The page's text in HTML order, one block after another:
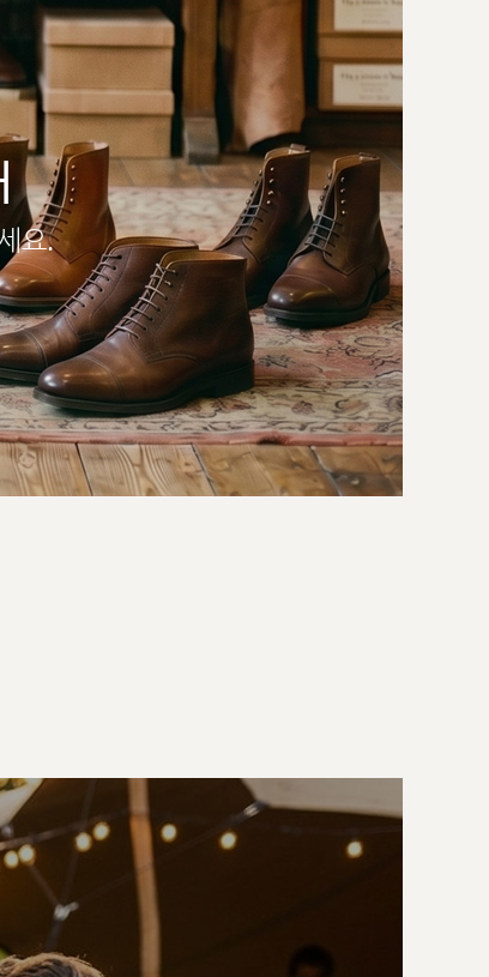
요.